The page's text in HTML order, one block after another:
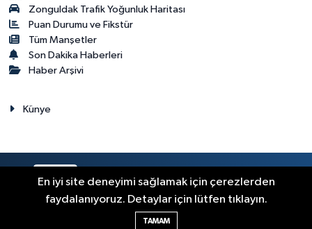
Zonguldak Trafik Yoğunluk Haritası
Puan Durumu ve Fikstür
Tüm Manşetler
Son Dakika Haberleri
Haber Arşivi
Künye
RSS Copyright © 2023. Her hakkı saklıdır.
Haber Yazılımı:
En iyi site deneyimi sağlamak için çerezlerden
faydalanıyoruz. Detaylar için lütfen tıklayın.
TAMAM